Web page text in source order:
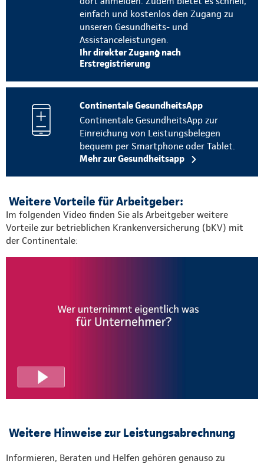
einfach und kostenlos den Zugang zu
unseren Gesundheits- und
Assistanceleistungen.
Ihr direkter Zugang nach
Erstregistrierung
Continentale GesundheitsApp
Continentale GesundheitsApp zur
Einreichung von Leistungsbelegen
bequem per Smartphone oder Tablet.
Mehr zur Gesundheitsapp
Weitere Vorteile für Arbeitgeber:
Im folgenden Video finden Sie als Arbeitgeber weitere
Vorteile zur betrieblichen Krankenversicherung (bKV) mit
der Continentale:
Weitere Hinweise zur Leistungsabrechnung
Informieren, Beraten und Helfen gehören genauso zu